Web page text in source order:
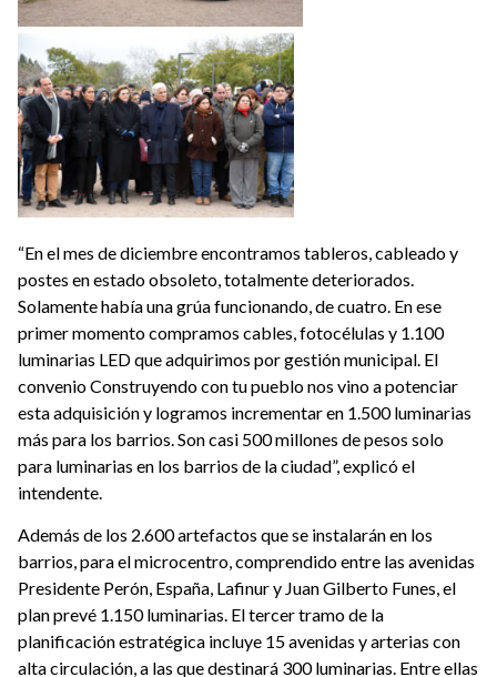
“En el mes de diciembre encontramos tableros, cableado y
postes en estado obsoleto, totalmente deteriorados.
Solamente había una grúa funcionando, de cuatro. En ese
primer momento compramos cables, fotocélulas y 1.100
luminarias LED que adquirimos por gestión municipal. El
convenio Construyendo con tu pueblo nos vino a potenciar
esta adquisición y logramos incrementar en 1.500 luminarias
más para los barrios. Son casi 500 millones de pesos solo
para luminarias en los barrios de la ciudad”, explicó el
intendente.
Además de los 2.600 artefactos que se instalarán en los
barrios, para el microcentro, comprendido entre las avenidas
Presidente Perón, España, Lafinur y Juan Gilberto Funes, el
plan prevé 1.150 luminarias. El tercer tramo de la
planificación estratégica incluye 15 avenidas y arterias con
alta circulación, a las que destinará 300 luminarias. Entre ellas